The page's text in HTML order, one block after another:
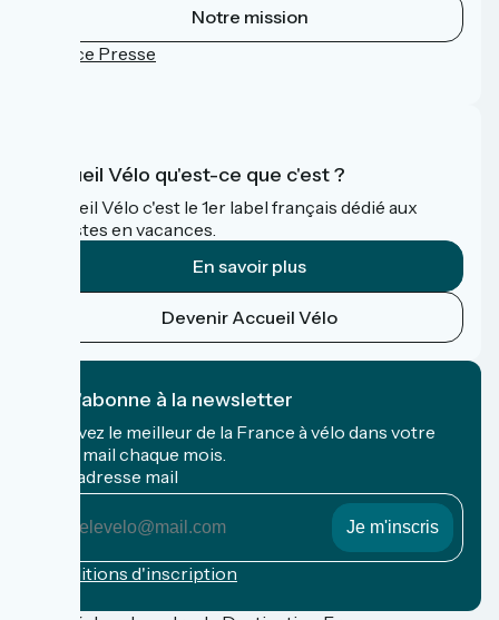
Notre mission
Espace Presse
Accueil Vélo qu'est-ce que c'est ?
Accueil Vélo c'est le 1er label français dédié aux
cyclistes en vacances.
En savoir plus
Devenir Accueil Vélo
Je m'abonne à la newsletter
Recevez le meilleur de la France à vélo dans votre
boîte mail chaque mois.
Mon adresse mail
Mon
adresse
Conditions d'inscription